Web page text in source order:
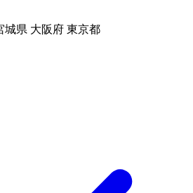
城県 大阪府 東京都